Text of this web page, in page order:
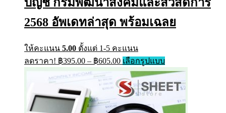
chosen
on
the
2568 อัพเดทล่าสุด พร้อมเฉลย
ให้คะแนน 5.00 ตั้งแต่ 1-5 คะแนน
ลดราคา! ฿395.00 – ฿605.00Price
range:
฿395.00
through
฿605.00
เลือกรูปแบบThis
product
has
multiple
The